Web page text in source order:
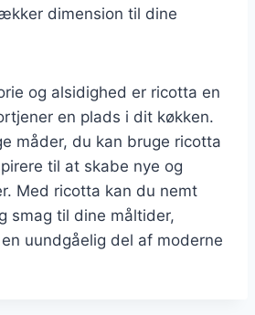
dimension til dine
og alsidighed er ricotta en
en plads i dit køkken.
måder, du kan bruge ricotta
til at skabe nye og
Med ricotta kan du nemt
smag til dine måltider,
uundgåelig del af moderne